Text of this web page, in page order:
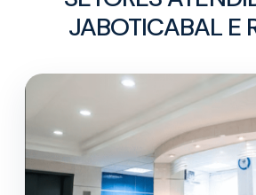
JABOTICABAL E